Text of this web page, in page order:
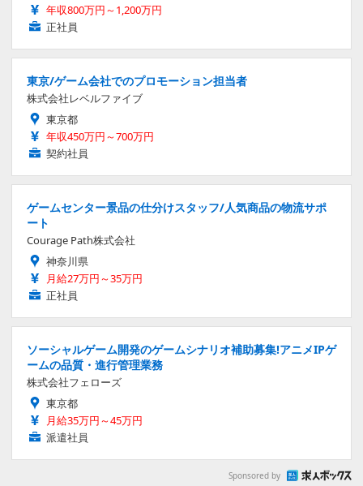
年収800万円～1,200万円
正社員
東京/ゲーム会社でのプロモーション担当者
株式会社レベルファイブ
東京都
年収450万円～700万円
契約社員
ゲームセンター景品の仕分けスタッフ/人気商品の物流サポ
ート
Courage Path株式会社
神奈川県
月給27万円～35万円
正社員
ソーシャルゲーム開発のゲームシナリオ補助募集!アニメIPゲ
ームの品質・進行管理業務
株式会社フェローズ
東京都
月給35万円～45万円
派遣社員
Sponsored by